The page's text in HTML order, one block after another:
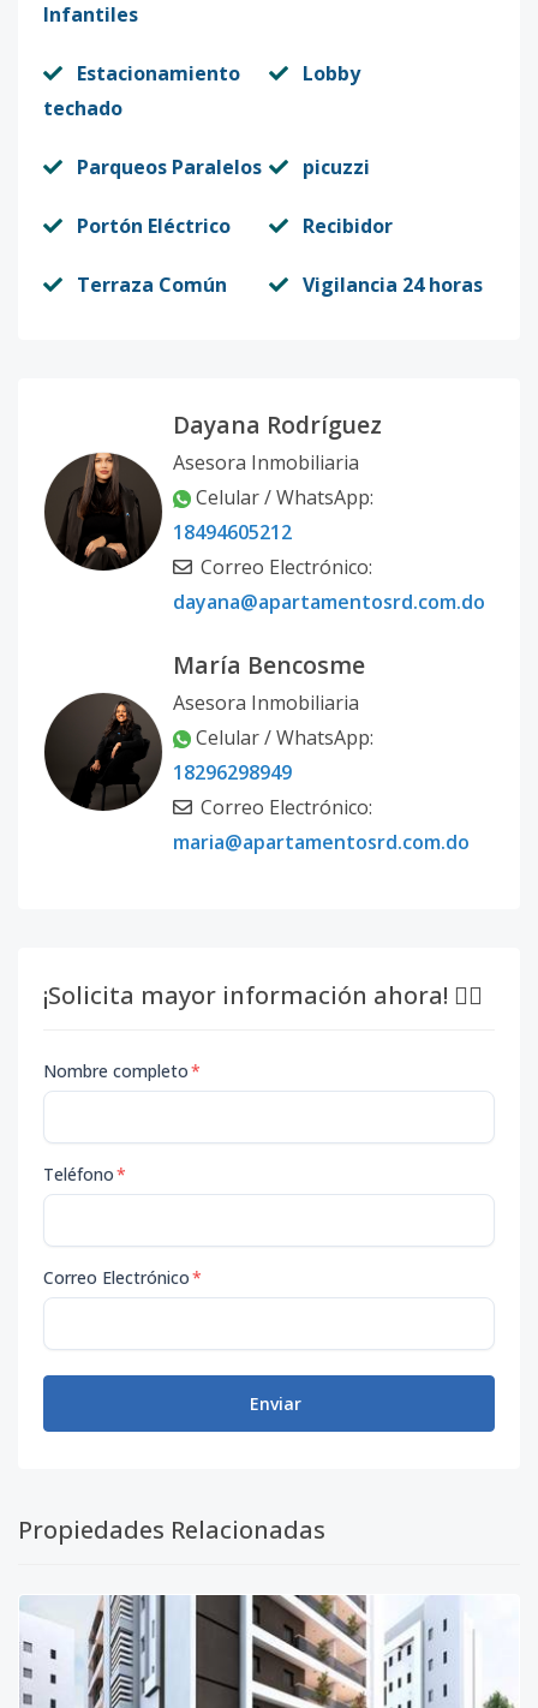
Infantiles
Estacionamiento
techado
Lobby
Parqueos Paralelos picuzzi
Portón Eléctrico Recibidor
Terraza Común Vigilancia 24 horas
Dayana Rodríguez
Asesora Inmobiliaria
Celular / WhatsApp:
18494605212
Correo Electrónico:
dayana@apartamentosrd.com.do
María Bencosme
Asesora Inmobiliaria
Celular / WhatsApp:
18296298949
Correo Electrónico:
maria@apartamentosrd.com.do
¡Solicita mayor información ahora! 👇🏽
Nombre completo*
Teléfono*
Correo Electrónico*
Enviar
Propiedades Relacionadas